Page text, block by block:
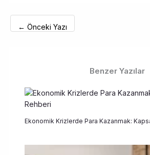
← Önceki Yazı
Benzer Yazılar
Ekonomik Krizlerde Para Kazanmak: